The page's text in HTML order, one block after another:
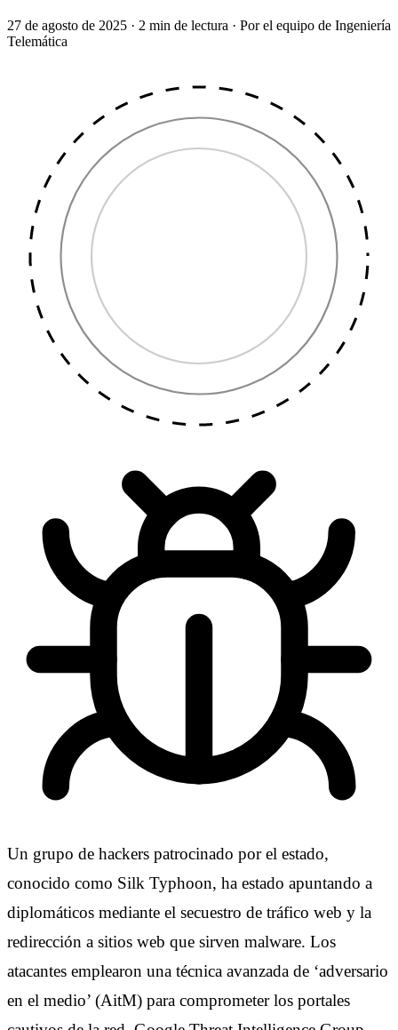
27 de agosto de 2025 · 2 min de lectura · Por el equipo de Ingeniería
Telemática
Un grupo de hackers patrocinado por el estado,
conocido como Silk Typhoon, ha estado apuntando a
diplomáticos mediante el secuestro de tráfico web y la
redirección a sitios web que sirven malware. Los
atacantes emplearon una técnica avanzada de ‘adversario
en el medio’ (AitM) para comprometer los portales